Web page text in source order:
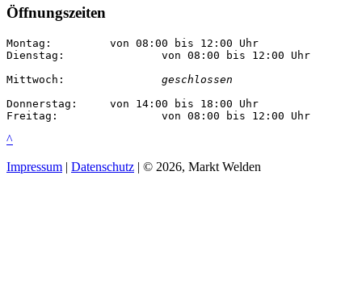
Öffnungszeiten
Montag:		von 08:00 bis 12:00 Uhr
Dienstag:		von 08:00 bis 12:00 Uhr
geschlossen
Donnerstag:	von 14:00 bis 18:00 Uhr
Freitag:		von 08:00 bis 12:00 Uhr
^
Impressum | Datenschutz | © 2026, Markt Welden